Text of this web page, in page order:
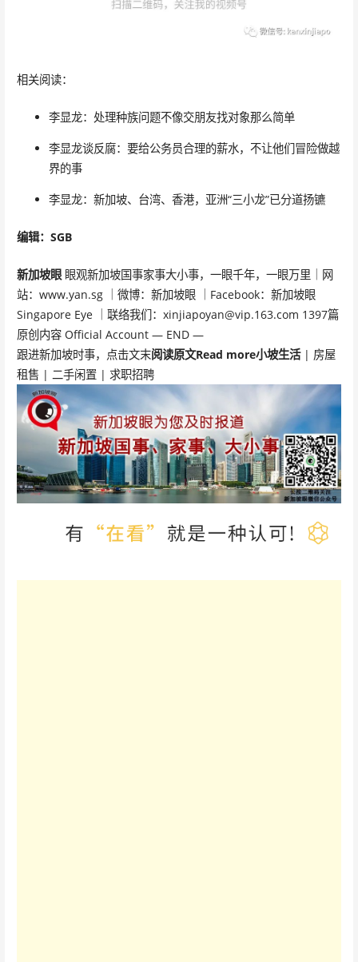
相关阅读：
李显龙：处理种族问题不像交朋友找对象那么简单
李显龙谈反腐：要给公务员合理的薪水，不让他们冒险做越
界的事
李显龙：新加坡、台湾、香港，亚洲“三小龙”已分道扬镳
编辑：SGB
新加坡眼 眼观新加坡国事家事大小事，一眼千年，一眼万里｜网
站：www.yan.sg ｜微博：新加坡眼 ｜Facebook：新加坡眼
Singapore Eye ｜联络我们：xinjiapoyan@vip.163.com 1397篇
原创内容 Official Account — END —
跟进新加坡时事，点击文末阅读原文Read more小坡生活 | 房屋
租售 | 二手闲置 | 求职招聘